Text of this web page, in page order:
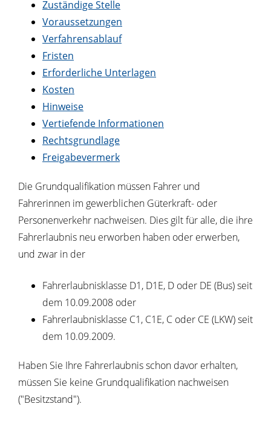
Zuständige Stelle
Voraussetzungen
Verfahrensablauf
Fristen
Erforderliche Unterlagen
Kosten
Hinweise
Vertiefende Informationen
Rechtsgrundlage
Freigabevermerk
Die Grundqualifikation müssen Fahrer und
Fahrerinnen im gewerblichen Güterkraft- oder
Personenverkehr nachweisen. Dies gilt für alle, die ihre
Fahrerlaubnis neu erworben haben oder erwerben,
und zwar in der
Fahrerlaubnisklasse D1, D1E, D oder DE (Bus) seit
dem 10.09.2008 oder
Fahrerlaubnisklasse C1, C1E, C oder CE (LKW) seit
dem 10.09.2009.
Haben Sie Ihre Fahrerlaubnis schon davor erhalten,
müssen Sie keine Grundqualifikation nachweisen
("Besitzstand").